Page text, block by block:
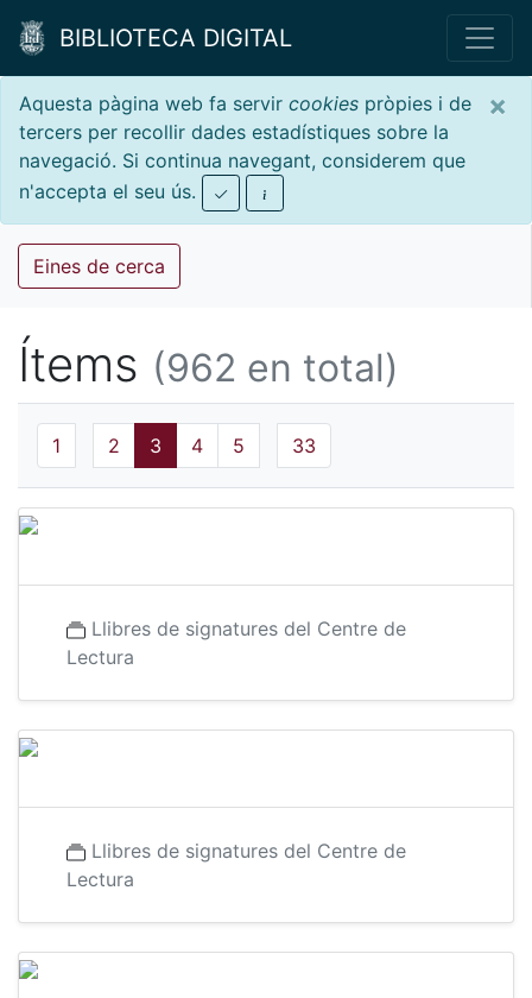
BIBLIOTECA DIGITAL
×
Aquesta pàgina web fa servir cookies pròpies i de
tercers per recollir dades estadístiques sobre la
navegació. Si continua navegant, considerem que
n'accepta el seu ús.
Eines de cerca
Ítems (962 en total)
1 2 3 4 5 33
Llibres de signatures del Centre de
Lectura
Llibres de signatures del Centre de
Lectura